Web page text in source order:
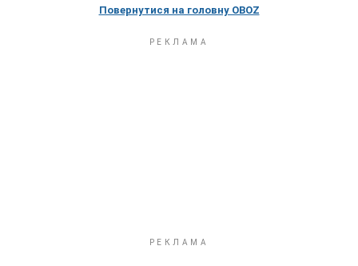
Повернутися на головну OBOZ